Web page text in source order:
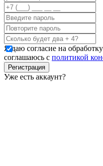
Я даю согласие на
соглашаюсь с политикой
Регистрация
Уже есть аккаунт?